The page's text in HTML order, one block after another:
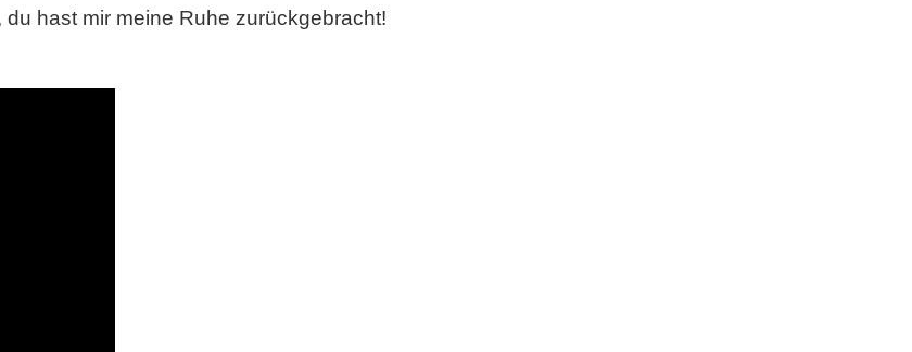
hast mir meine Ruhe zurückgebracht!